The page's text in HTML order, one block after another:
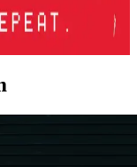
kolay ve taşınabilir